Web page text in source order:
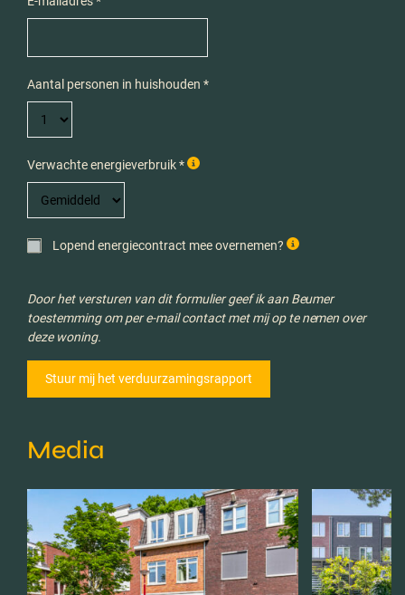
Aantal personen in huishouden *
Verwachte energieverbruik *
Lopend energiecontract mee overnemen?
Door het versturen van dit formulier geef ik aan Beumer
toestemming om per e-mail contact met mij op te nemen over
deze woning.
Media